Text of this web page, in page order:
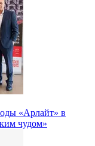
«Арлайт» в
чудом»